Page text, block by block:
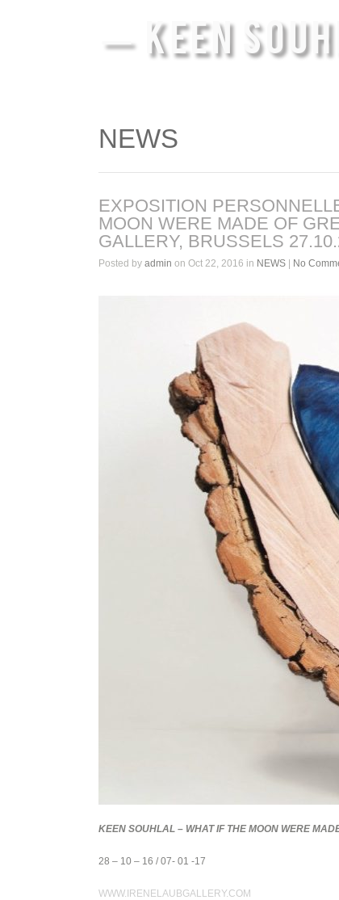
— KEEN
NEWS
EXPOSITION
MOON WERE MADE OF
GALLERY, BRUSSELS
Posted by admin on Oct 22, 2016 in NEWS No
KEEN SOUHLAL – WHAT IF THE MOON WERE
28 – 10 – 16 / 07- 01 -17
WWW.IRENELAUBGALLERY.COM